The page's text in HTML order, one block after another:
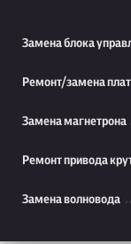
Замена блока
Ремонт/замена
Замена магнетрона
Ремонт привода
Замена волновода